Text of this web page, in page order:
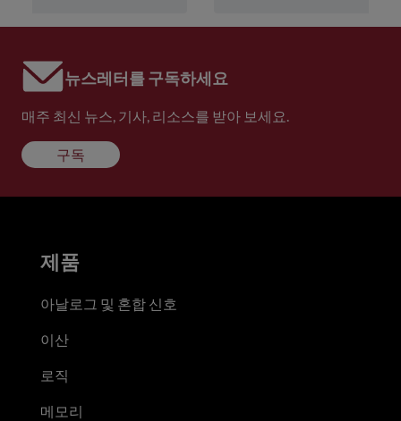
뉴스레터를 구독하세요
매주 최신 뉴스, 기사, 리소스를 받아 보세요.
구독
제품
아날로그 및 혼합 신호
이산
로직
메모리